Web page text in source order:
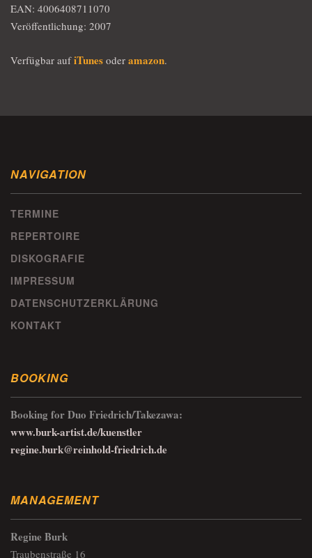
EAN: 4006408711070
Veröffentlichung: 2007
Verfügbar aufiTunes oder amazon.
NAVIGATION
TERMINE
REPERTOIRE
DISKOGRAFIE
IMPRESSUM
DATENSCHUTZERKLÄRUNG
KONTAKT
BOOKING
Booking for Duo Friedrich/Takezawa:
www.burk-artist.de/kuenstler
regine.burk@reinhold-friedrich.de
MANAGEMENT
Regine Burk
Traubenstraße 16